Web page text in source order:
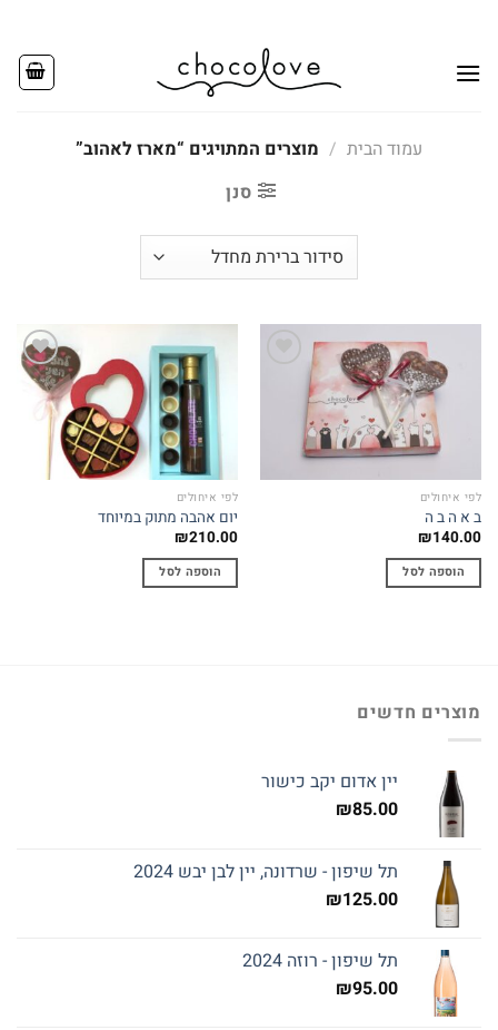
content
עמוד הבית / מוצרים המתויגים “מארז לאהוב”
סנן
לפי איחולים
ב א ה ב ה
₪140.00
הוספה לסל
Add to
wishlist
לפי איחולים
יום אהבה מתוק במיוחד
₪210.00
הוספה לסל
מוצרים חדשים
יין אדום יקב כישור
₪85.00
תל שיפון - שרדונה, יין לבן יבש 2024
₪125.00
תל שיפון - רוזה 2024
₪95.00